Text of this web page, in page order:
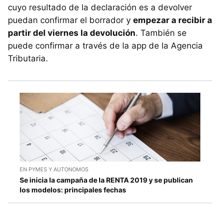
cuyo resultado de la declaración es a devolver
puedan confirmar el borrador y empezar a recibir a
partir del viernes la devolución. También se
puede confirmar a través de la app de la Agencia
Tributaria.
EN PYMES Y AUTONOMOS
Se inicia la campaña de la RENTA 2019 y se publican
los modelos: principales fechas